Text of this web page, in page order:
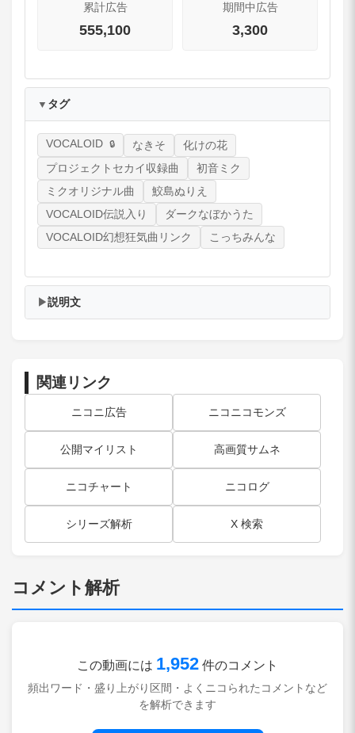
累計広告
555,100
期間中広告
3,300
▼ タグ
VOCALOID なきそ
化けの花
プロジェクトセカイ収録曲
初音ミク
ミクオリジナル曲
鮫島ぬりえ
VOCALOID伝説入り
ダークなぼかうた
VOCALOID幻想狂気曲リンク
こっちみんな
▶説明文
関連リンク
ニコニ広告 ニコニコモンズ
公開マイリスト 高画質サムネ
ニコチャート ニコログ
シリーズ解析 X 検索
コメント解析
この動画には 1,952 件のコメント
頻出ワード・盛り上がり区間・よくニコられたコメントなど
を解析できます